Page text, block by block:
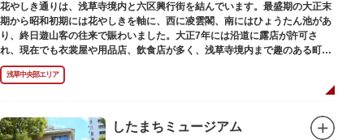
花やしき通りは、浅草寺境内と六区興行街を結んでいます。最盛期の大正末
期から昭和初期には花やしきを軸に、西に凌雲閣、南にはひょうたん池があ
り、終日遊山客の往来で賑わいました。大正7年には沿道に露店が許可さ
れ、現在でも衣裳屋や用品店、飲食店が多く、浅草寺境内まで趣のある町並
みが続いています。
浅草中央部エリア
したまちミュージアム